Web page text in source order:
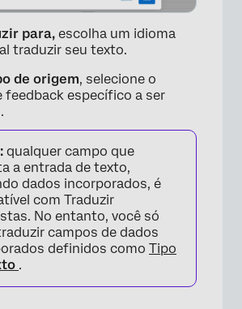
×
para, escolha um idioma
traduzir seu texto.
de origem, selecione o
feedback específico a ser
qualquer campo que
a entrada de texto,
dados incorporados, é
com Traduzir
No entanto, você só
campos de dados
definidos como Tipo
.